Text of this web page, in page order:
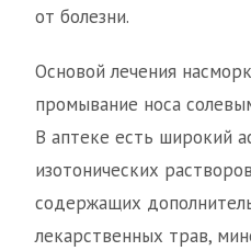
от болезни.
Основой лечения
промывание носа
В аптеке есть широкий
изотонических
содержащих
лекарственных трав,